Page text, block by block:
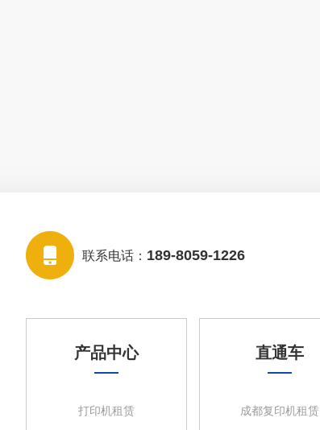
联系电话： 189-8059-1226
产品中心
打印机租赁
直通车
成都复印机租赁